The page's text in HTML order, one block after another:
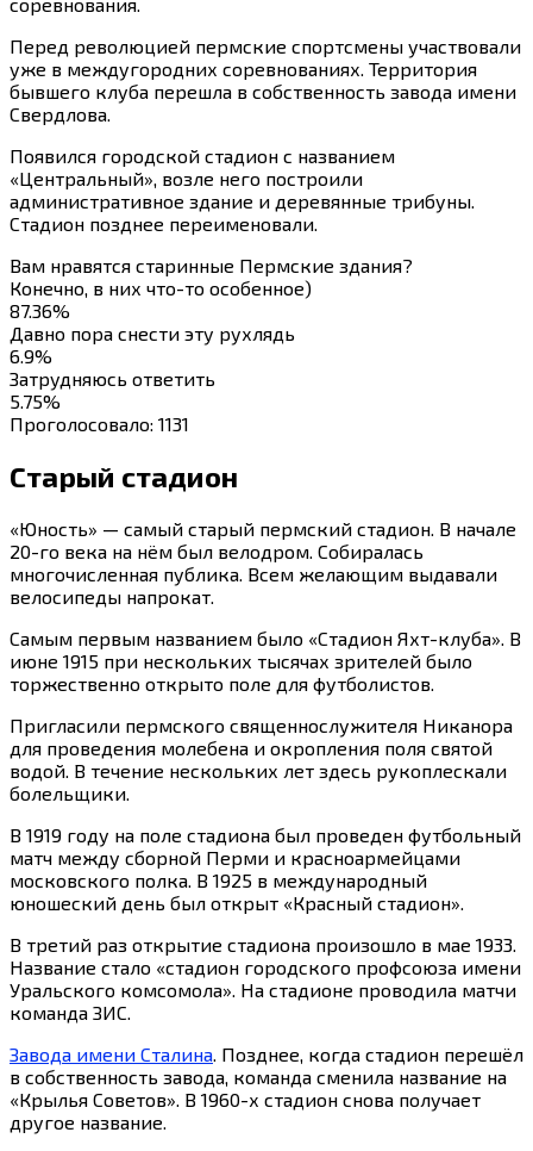
соревнования.
Перед революцией пермские спортсмены участвовали
уже в междугородних соревнованиях. Территория
бывшего клуба перешла в собственность завода имени
Свердлова.
Появился городской стадион с названием
«Центральный», возле него построили
административное здание и деревянные трибуны.
Стадион позднее переименовали.
Вам нравятся старинные Пермские здания?
Конечно, в них что-то особенное)
87.36%
Давно пора снести эту рухлядь
6.9%
Затрудняюсь ответить
5.75%
Проголосовало: 1131
Старый стадион
«Юность» — самый старый пермский стадион. В начале
20-го века на нём был велодром. Собиралась
многочисленная публика. Всем желающим выдавали
велосипеды напрокат.
Самым первым названием было «Стадион Яхт-клуба». В
июне 1915 при нескольких тысячах зрителей было
торжественно открыто поле для футболистов.
Пригласили пермского священнослужителя Никанора
для проведения молебена и окропления поля святой
водой. В течение нескольких лет здесь рукоплескали
болельщики.
В 1919 году на поле стадиона был проведен футбольный
матч между сборной Перми и красноармейцами
московского полка. В 1925 в международный
юношеский день был открыт «Красный стадион».
В третий раз открытие стадиона произошло в мае 1933.
Название стало «стадион городского профсоюза имени
Уральского комсомола». На стадионе проводила матчи
команда ЗИС.
Завода имени Сталина. Позднее, когда стадион перешёл
в собственность завода, команда сменила название на
«Крылья Советов». В 1960-х стадион снова получает
другое название.